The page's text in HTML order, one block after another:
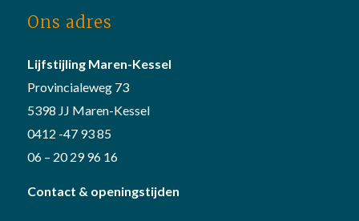
Ons adres
Lijfstijling Maren-Kessel
Provincialeweg 73
5398 JJ Maren-Kessel
0412 -47 93 85
06 – 20 29 96 16
Contact & openingstijden